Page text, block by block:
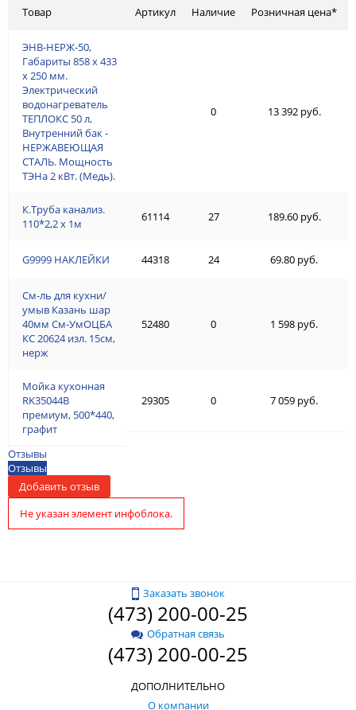
Товар
ЭНВ-НЕРЖ-50,
Габариты 858 х 433
х 250 мм.
Электрический
водонагреватель
ТЕПЛОКС 50 л,
Внутренний бак -
НЕРЖАВЕЮЩАЯ
СТАЛЬ. Мощность
ТЭНа 2 кВт. (Медь).
К.Труба канализ.
110*2,2 х 1м
G9999 НАКЛЕЙКИ
См-ль для кухни/
умыв Казань шар
40мм См-УмОЦБА
КС 20624 изл. 15см,
нерж
Мойка кухонная
RK35044B
премиум, 500*440,
графит
Артикул Наличие Розничная цена*
0 13 392 руб.
61114 27 189.60 руб.
44318 24 69.80 руб.
52480 0 1 598 руб.
29305 0 7 059 руб.
Отзывы
Отзывы
Добавить отзыв
Не указан элемент инфоблока.
Заказать звонок
(473) 200-00-25
Обратная связь
(473) 200-00-25
ДОПОЛНИТЕЛЬНО
О компании